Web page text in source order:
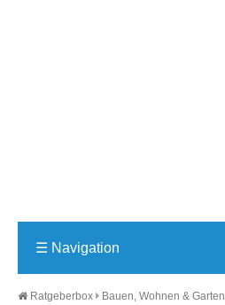
☰ Navigation
Ratgeberbox Bauen, Wohnen & Garten